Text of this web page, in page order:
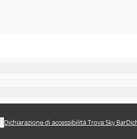
Dichiarazione di accessibilità Trova Sky Bar